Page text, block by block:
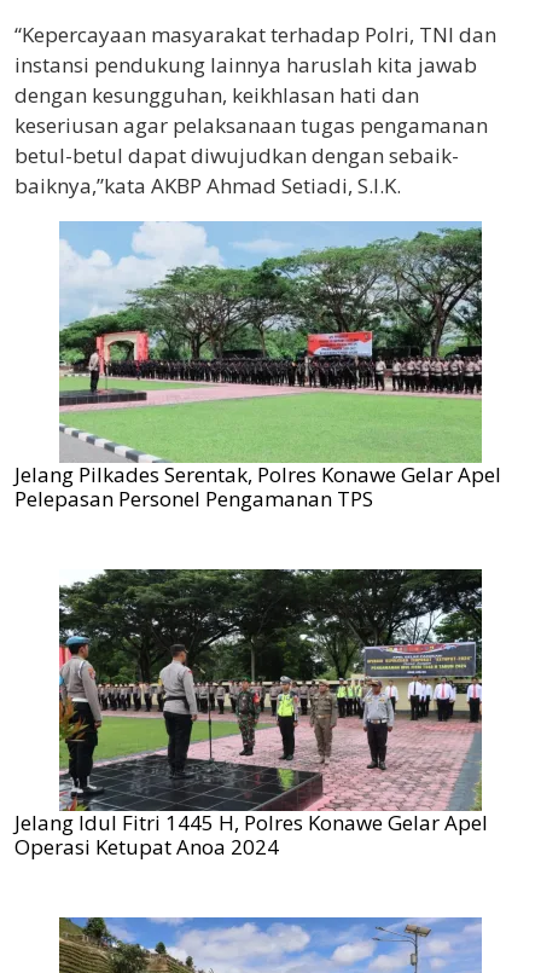
“Kepercayaan masyarakat terhadap Polri, TNI dan
instansi pendukung lainnya haruslah kita jawab
dengan kesungguhan, keikhlasan hati dan
keseriusan agar pelaksanaan tugas pengamanan
betul-betul dapat diwujudkan dengan sebaik-
baiknya,”kata AKBP Ahmad Setiadi, S.I.K.
Jelang Pilkades Serentak, Polres Konawe Gelar Apel
Pelepasan Personel Pengamanan TPS
Jelang Idul Fitri 1445 H, Polres Konawe Gelar Apel
Operasi Ketupat Anoa 2024